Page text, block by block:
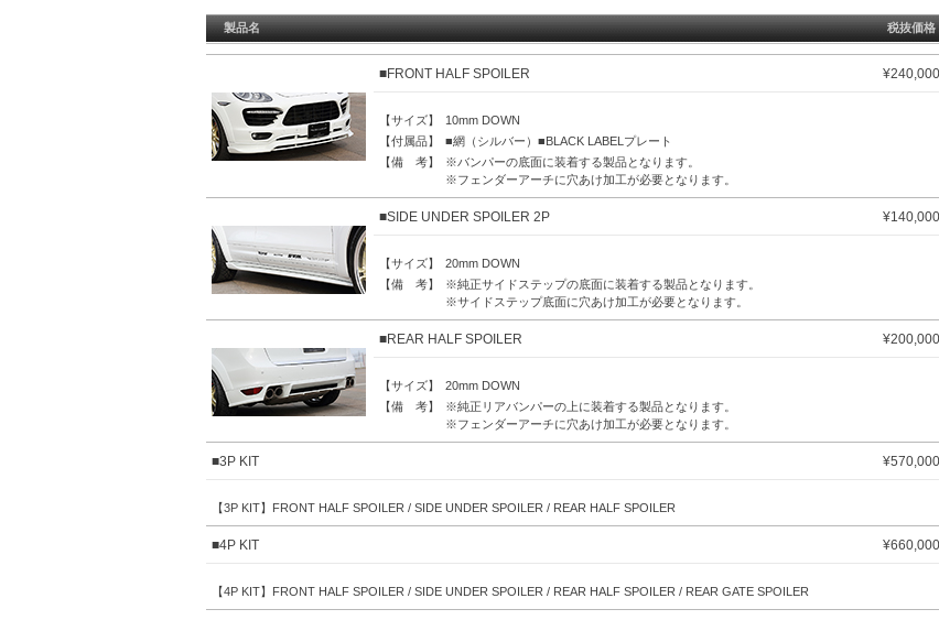
製品名 税抜価格
■FRONT HALF SPOILER ¥240,000
【サイズ】
10mm DOWN
【付属品】
■網（シルバー）■BLACK LABELプレート
【備 考】
※バンパーの底面に装着する製品となります。
※フェンダーアーチに穴あけ加工が必要となります。
■SIDE UNDER SPOILER 2P ¥140,000
【サイズ】
20mm DOWN
【備 考】
※純正サイドステップの底面に装着する製品となります。
※サイドステップ底面に穴あけ加工が必要となります。
■REAR HALF SPOILER ¥200,000
【サイズ】
20mm DOWN
【備 考】
※純正リアバンパーの上に装着する製品となります。
※フェンダーアーチに穴あけ加工が必要となります。
■3P KIT ¥570,000
【3P KIT】FRONT HALF SPOILER / SIDE UNDER SPOILER / REAR HALF SPOILER
■4P KIT ¥660,000
【4P KIT】FRONT HALF SPOILER / SIDE UNDER SPOILER / REAR HALF SPOILER / REAR GATE SPOILER